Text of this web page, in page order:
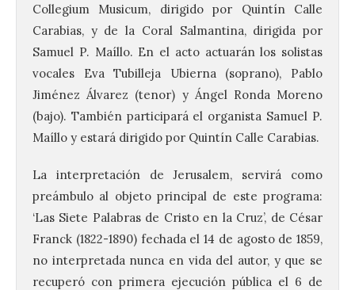
Collegium Musicum, dirigido por Quintín Calle
Carabias, y de la Coral Salmantina, dirigida por
Samuel P. Maíllo. En el acto actuarán los solistas
vocales Eva Tubilleja Ubierna (soprano), Pablo
Jiménez Álvarez (tenor) y Ángel Ronda Moreno
(bajo). También participará el organista Samuel P.
Maíllo y estará dirigido por Quintín Calle Carabias.
La interpretación de Jerusalem, servirá como
preámbulo al objeto principal de este programa:
‘Las Siete Palabras de Cristo en la Cruz’, de César
Franck (1822-1890) fechada el 14 de agosto de 1859,
no interpretada nunca en vida del autor, y que se
recuperó con primera ejecución pública el 6 de